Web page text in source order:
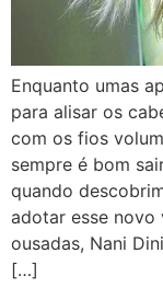
Enquanto umas
para alisar os
com os fios
sempre é bom
quando
adotar esse novo
ousadas, Nani
[…]